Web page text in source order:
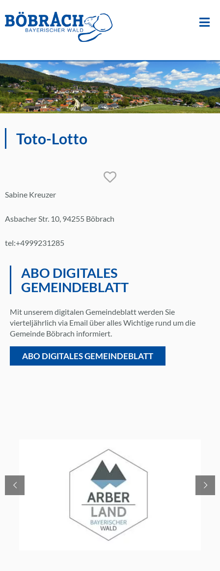
Inhalt
springen
Suche
nach:
Toto-Lotto
Sabine Kreuzer
Asbacher Str. 10, 94255 Böbrach
tel:+4999231285
ABO DIGITALES
GEMEINDEBLATT
Mit unserem digitalen Gemeindeblatt werden Sie
vierteljährlich via Email über alles Wichtige rund um die
Gemeinde Böbrach informiert.
ABO DIGITALES GEMEINDEBLATT